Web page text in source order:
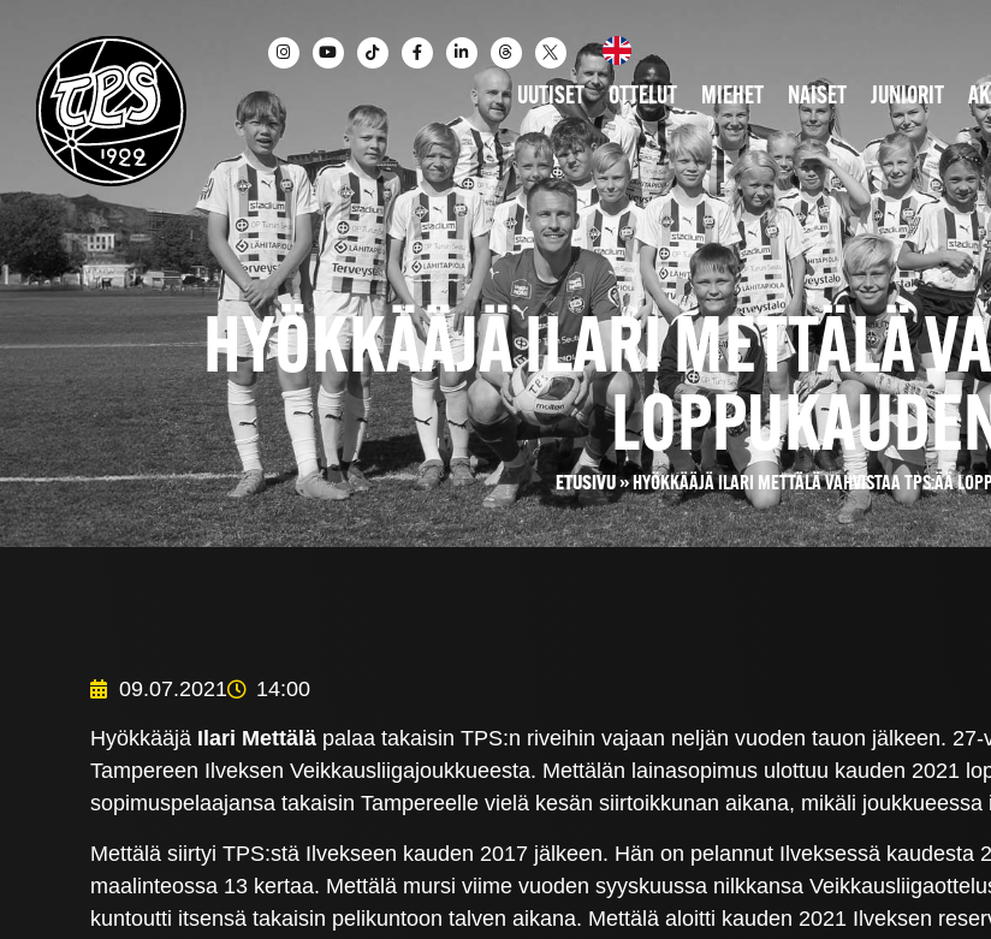
UUTISET OTTELUT MIEHET NAISET JUNIORIT
HYÖKKÄÄJÄ ILARI METTÄLÄ
ETUSIVU»HYÖKKÄÄJÄ ILARI METTÄLÄ VAHVISTAA TPS:ÄÄ
09.07.2021 14:00
Hyökkääjä Ilari Mettälä palaa takaisin TPS:n riveihin vajaan neljän vuoden tauon jälkeen.
Tampereen Ilveksen Veikkausliigajoukkueesta. Mettälän lainasopimus ulottuu kauden 2021
sopimuspelaajansa takaisin Tampereelle vielä kesän siirtoikkunan aikana, mikäli
Mettälä siirtyi TPS:stä Ilvekseen kauden 2017 jälkeen. Hän on pelannut Ilveksessä kaudesta
maalinteossa 13 kertaa. Mettälä mursi viime vuoden syyskuussa nilkkansa
kuntoutti itsensä takaisin pelikuntoon talven aikana. Mettälä aloitti kauden 2021 Ilveksen